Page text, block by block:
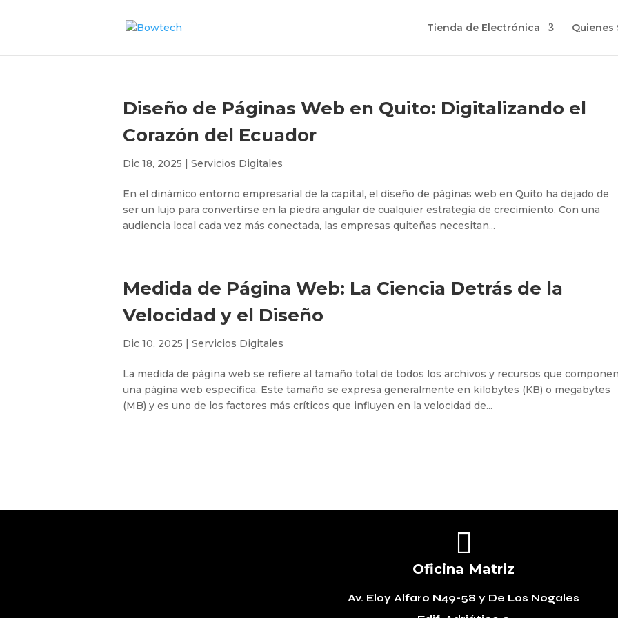
Tienda de Electrónica Quienes
Diseño de Páginas Web en Quito: Digitalizando el
Corazón del Ecuador
Dic 18, 2025 | Servicios Digitales
En el dinámico entorno empresarial de la capital, el diseño de páginas web en Quito ha dejado de
ser un lujo para convertirse en la piedra angular de cualquier estrategia de crecimiento. Con una
audiencia local cada vez más conectada, las empresas quiteñas necesitan...
Medida de Página Web: La Ciencia Detrás de la
Velocidad y el Diseño
Dic 10, 2025 | Servicios Digitales
La medida de página web se refiere al tamaño total de todos los archivos y recursos que
una página web específica. Este tamaño se expresa generalmente en kilobytes (KB) o megabytes
(MB) y es uno de los factores más críticos que influyen en la velocidad de...

Oficina Matriz
Av. Eloy Alfaro N49-58 y De Los Nogales